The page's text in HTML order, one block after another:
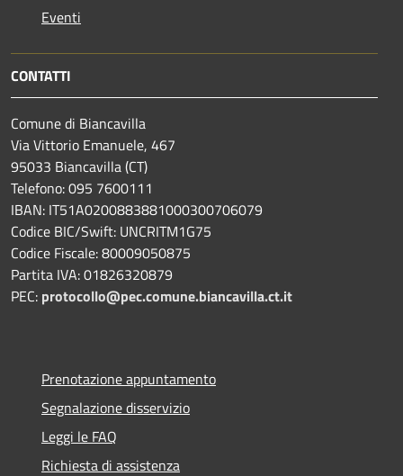
Eventi
CONTATTI
Comune di Biancavilla
Via Vittorio Emanuele, 467
95033 Biancavilla (CT)
Telefono: 095 7600111
IBAN: IT51A0200883881000300706079
Codice BIC/Swift: UNCRITM1G75
Codice Fiscale: 80009050875
Partita IVA: 01826320879
PEC: protocollo@pec.comune.biancavilla.ct.it
Prenotazione appuntamento
Segnalazione disservizio
Leggi le FAQ
Richiesta di assistenza